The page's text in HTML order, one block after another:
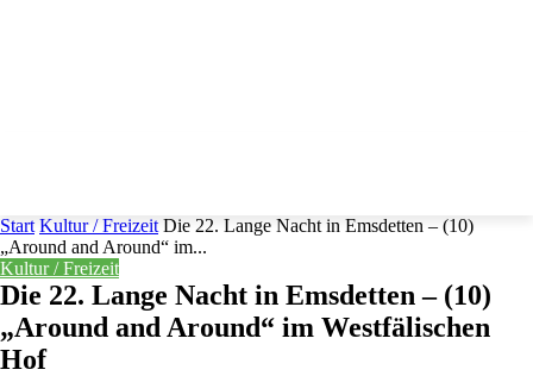
Start Kultur / Freizeit Die 22. Lange Nacht in Emsdetten – (10)
„Around and Around“ im...
Kultur / Freizeit
Die 22. Lange Nacht in Emsdetten – (10)
„Around and Around“ im Westfälischen
Hof